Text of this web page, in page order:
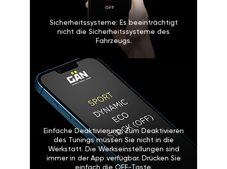
Sicherheitssysteme: Es beeinträchtigt
nicht die Sicherheitssysteme des
Fahrzeugs.
Einfache Deaktivierung: Zum Deaktivieren
des Tunings müssen Sie nicht in die
Werkstatt. Die Werkseinstellungen sind
immer in der App verfügbar. Drücken Sie
einfach die OFF-Taste.